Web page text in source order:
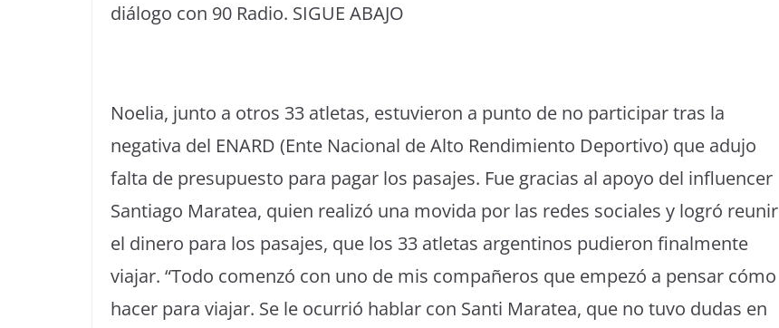
diálogo con 90 Radio. SIGUE ABAJO
Noelia, junto a otros 33 atletas, estuvieron a punto de no participar tras la
negativa del ENARD (Ente Nacional de Alto Rendimiento Deportivo) que adujo
falta de presupuesto para pagar los pasajes. Fue gracias al apoyo del influencer
Santiago Maratea, quien realizó una movida por las redes sociales y logró reunir
el dinero para los pasajes, que los 33 atletas argentinos pudieron finalmente
viajar. “Todo comenzó con uno de mis compañeros que empezó a pensar cómo
hacer para viajar. Se le ocurrió hablar con Santi Maratea, que no tuvo dudas en